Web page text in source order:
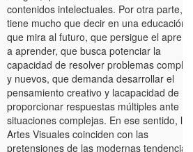
contenidos intelectuales. Por otra parte,
tiene mucho que decir en una educación
que mira al futuro, que persigue el
a aprender, que busca potenciar la
capacidad de resolver problemas
y nuevos, que demanda desarrollar el
pensamiento creativo y lacapacidad de
proporcionar respuestas múltiples ante
situaciones complejas. En ese sentido, las
Artes Visuales coinciden con las
pretensiones de las modernas tendencias